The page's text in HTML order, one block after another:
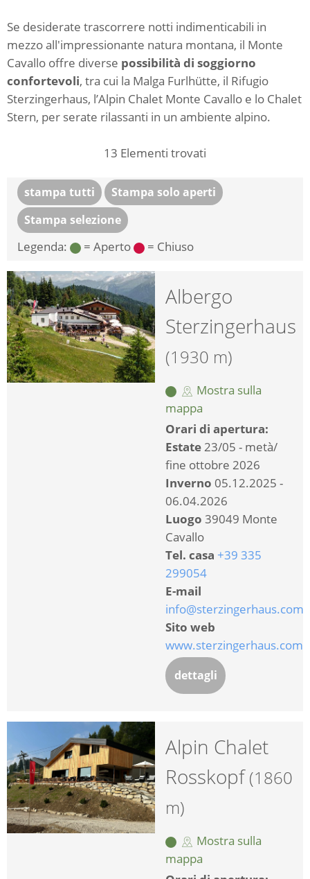
Se desiderate trascorrere notti indimenticabili in
mezzo all'impressionante natura montana, il Monte
Cavallo offre diverse possibilità di soggiorno
confortevoli, tra cui la Malga Furlhütte, il Rifugio
Sterzingerhaus, l’Alpin Chalet Monte Cavallo e lo Chalet
Stern, per serate rilassanti in un ambiente alpino.
13 Elementi trovati
stampa tutti
Stampa solo aperti
Stampa selezione
Legenda: = Aperto = Chiuso
Albergo
Sterzingerhaus
(1930 m)
Mostra sulla
mappa
Orari di apertura:
Estate23/05 - metà/
fine ottobre 2026
Inverno 05.12.2025 -
06.04.2026
Luogo 39049 Monte
Cavallo
Tel. casa +39 335
299054
E-mail
info@sterzingerhaus.com
Sito web
www.sterzingerhaus.com
dettagli
Alpin Chalet
Rosskopf(1860
m)
Mostra sulla
mappa